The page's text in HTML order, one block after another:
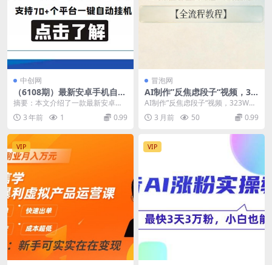
中创网
（6108期）最新安卓手机自赚
短视频多功能阅读挂机项目 支
持70+平台【软件+简单教程】
(最新安卓手机自赚短视频多功
台)
摘要：本文介绍了一款最新安卓手
机自赚短视频多功能阅读挂机项
目，支持70+平台。该...
3 年前 1 0.99
冒泡网
AI制作”反焦虑段子“视频，32
3W粉博主的流量密码，批量
产出百万播放视频【全流程教
程】
AI制作”反焦虑段子“视频，323W粉
博主的流量密码，批量产出百万播
放视频【全流...
3 月前 50 0.99
VIP VIP